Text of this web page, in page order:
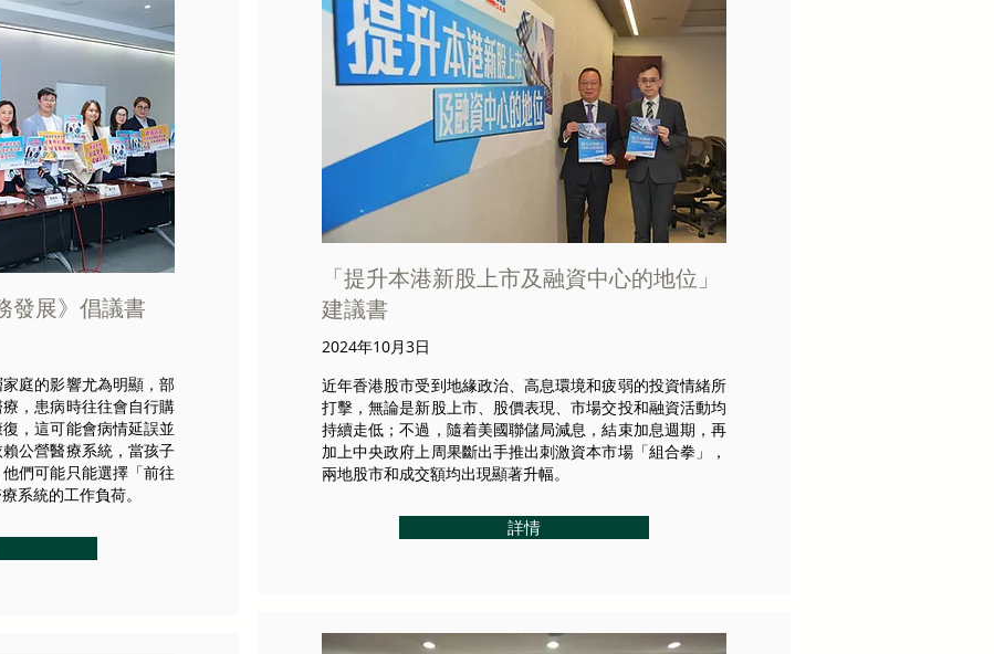
發展》倡議書
庭的影響尤為明顯，部
，患病時往往會自行購
，這可能會病情延誤並
公營醫療系統，當孩子
們可能只能選擇「前往
系統的工作負荷。
「提升本港新股上市及融資中心的地位」
建議書
2024年10月3日
近年香港股市受到地緣政治、高息環境和疲弱的投資情緒所
打擊，無論是新股上市、股價表現、市場交投和融資活動均
持續走低；不過，隨着美國聯儲局減息，結束加息週期，再
加上中央政府上周果斷出手推出刺激資本市場「組合拳」，
兩地股市和成交額均出現顯著升幅。
詳情